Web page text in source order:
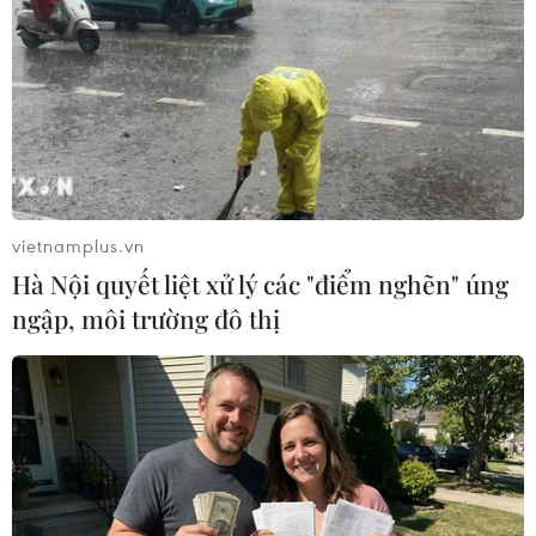
24 năm tù cho 2 vợ chồng
tổ chức “bay lắc” tại Hà Nội
06/08/2026 03:46
Khởi tố thêm 6 đối tượng
vụ lập khống hồ sơ bảo
hiểm y tế ở Đắk Lắk
Vận chuyển quá cảnh hàng
giả và xâm phạm sở hữu trí
tuệ diễn biến phức tạp
24 năm tù cho đôi vợ
chồng tổ chức “bay lắc”
trong quán karaoke
vietnamplus.vn
Hà Nội quyết liệt xử lý các "điểm nghẽn" úng
ngập, môi trường đô thị